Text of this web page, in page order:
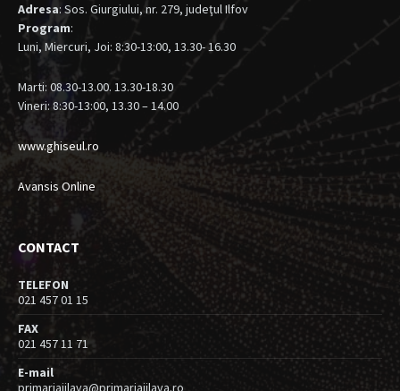
Adresa: Sos. Giurgiului, nr. 279, judeţul Ilfov
Program:
Luni, Miercuri, Joi: 8:30-13:00, 13.30- 16.30
Marti: 08.30-13.00. 13.30-18.30
Vineri: 8:30-13:00, 13.30 – 14.00
www.ghiseul.ro
Avansis Online
CONTACT
TELEFON
021 457 01 15
FAX
021 457 11 71
E-mail
primariajilava@primariajilava.ro